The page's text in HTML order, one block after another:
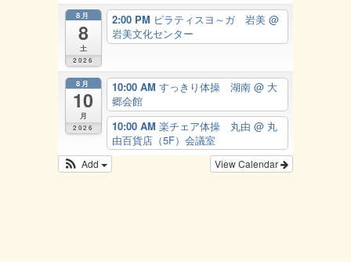
8月
8
土
2026
2:00 PM ピラティスヨ～ガ 岩美 @
岩美文化センター
8月
10
月
2026
10:00 AM すっきり体操 湖南 @ 大
郷会館
10:00 AM 楽チェア体操 丸由 @ 丸
由百貨店（5F）会議室
View Calendar
Add